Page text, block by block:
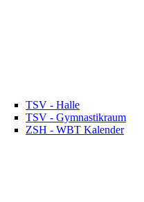
TSV - Halle
TSV - Gymnastikraum
ZSH - WBT Kalender